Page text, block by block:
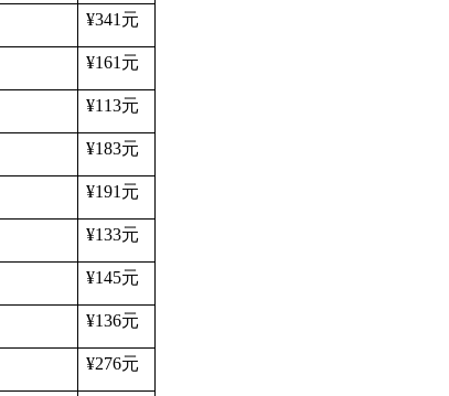
¥341 元
¥161 元
¥113元
¥183元
¥191 元
¥133元
¥145元
¥136元
¥276元